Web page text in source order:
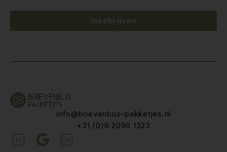
info@brievenbus-pakketjes.nl
+31 (0)6 2090 1323
Inschrijven